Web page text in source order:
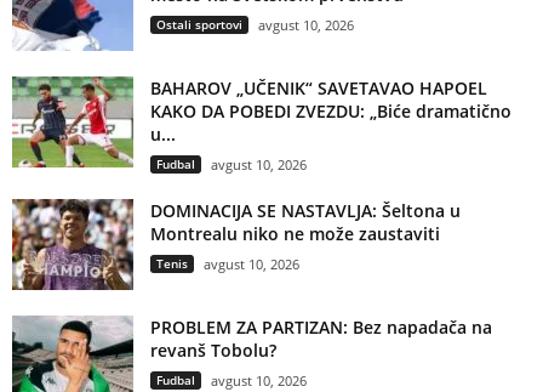
Ostali sportovi avgust 10, 2026
BAHAROV „UČENIK“ SAVETAVAO HAPOEL
KAKO DA POBEDI ZVEZDU: „Biće dramatično
u...
Fudbal avgust 10, 2026
DOMINACIJA SE NASTAVLJA: Šeltona u
Montrealu niko ne može zaustaviti
Tenis avgust 10, 2026
PROBLEM ZA PARTIZAN: Bez napadača na
revanš Tobolu?
Fudbal avgust 10, 2026